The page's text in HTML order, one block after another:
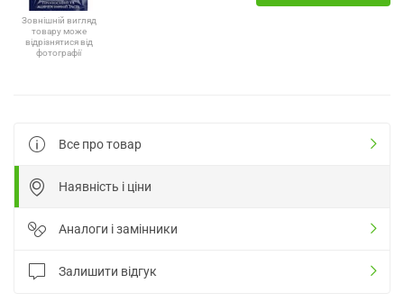
Зовнішній вигляд
товару може
відрізнятися від
фотографії
Все про товар
Наявність і ціни
Аналоги і замінники
Залишити відгук